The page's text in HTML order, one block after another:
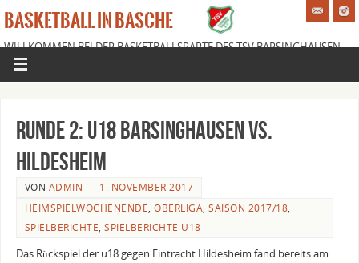
BASKETBALL IN BASCHE
WILLKOMMEN BEI DER BASKETBALLSPARTE DES TSV BARSINGHAUSEN
E.V.
Runde 2: u18 Barsinghausen vs.
Hildesheim
VON ADMIN
1. NOVEMBER 2017
HEIMSPIELWOCHENENDE,OBERLIGA,SAISON 2017/18,
SPIELBERICHTE,SPIELBERICHTE U18
Das Rückspiel der u18 gegen Eintracht Hildesheim fand bereits am